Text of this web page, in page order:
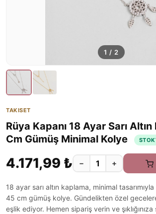
1 / 2
TAKISET
Rüya Kapanı 18 Ayar Sarı
Cm Gümüş Minimal Kolye
4.171,99 ₺ − +
18 ayar sarı altın kaplama, minimal
45 cm gümüş kolye. Gündelikten özel
eşlik ediyor. Hemen sipariş verin ve şıklığınıza